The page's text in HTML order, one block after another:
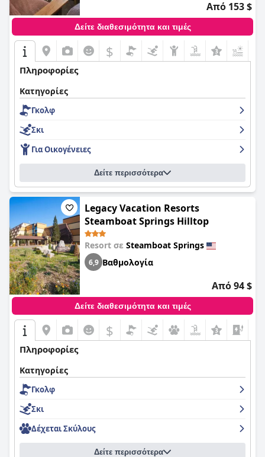
Από 153 $
Δείτε διαθεσιμότητα και τιμές
$
Πληροφορίες
Κατηγορίες
Γκολφ
Σκι
Για Οικογένειες
Δείτε περισσότερα
Legacy Vacation Resorts
Steamboat Springs Hilltop
Resort σε Steamboat Springs
6,9 Βαθμολογία
Από 94 $
Δείτε διαθεσιμότητα και τιμές
$
Πληροφορίες
Κατηγορίες
Γκολφ
Σκι
Δέχεται Σκύλους
Δείτε περισσότερα